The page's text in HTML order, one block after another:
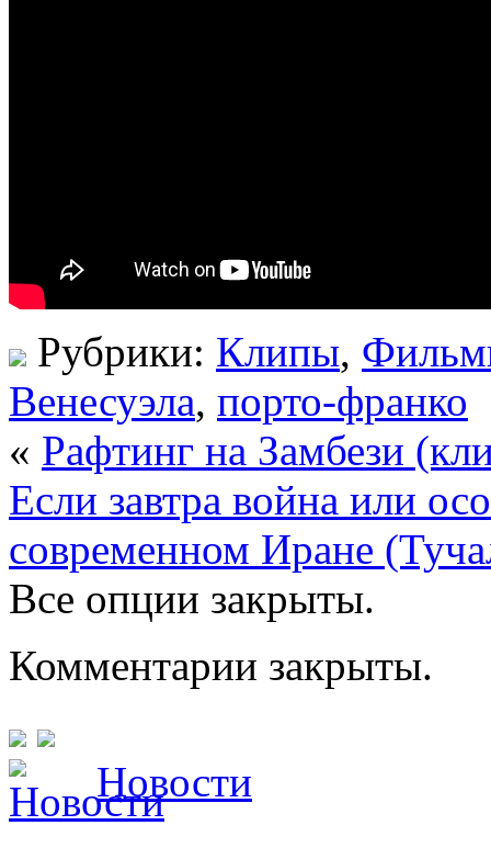
Рубрики: Клипы,
Венесуэла, порто-франко
« Рафтинг на Замбези
Если завтра война или
современном Иране
Все опции закрыты.
Комментарии закрыты.
Новости